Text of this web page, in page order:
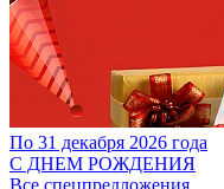
По 31 декабря 2026 года
С ДНЕМ РОЖДЕНИЯ
Все спецпредложения